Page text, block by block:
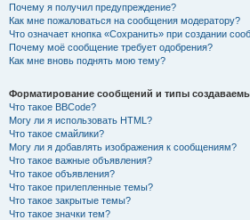
Почему я получил предупреждение?
Как мне пожаловаться на сообщения модератору?
Что означает кнопка «Сохранить» при создании
Почему моё сообщение требует одобрения?
Как мне вновь поднять мою тему?
Форматирование сообщений и типы
Что такое BBCode?
Могу ли я использовать HTML?
Что такое смайлики?
Могу ли я добавлять изображения к сообщениям?
Что такое важные объявления?
Что такое объявления?
Что такое прилепленные темы?
Что такое закрытые темы?
Что такое значки тем?